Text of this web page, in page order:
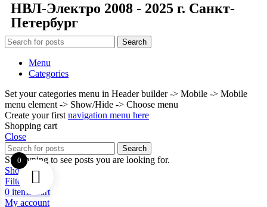
НВЛ-Электро 2008 - 2025 г. Санкт-
Петербург
Search
Menu
Categories
Set your categories menu in Header builder -> Mobile -> Mobile
menu element -> Show/Hide -> Choose menu
Create your firstnavigation menu here
Shopping cart
Close
Search
Start typing to see posts you are looking for.
0
Shop
Filters
0 items Cart
My account